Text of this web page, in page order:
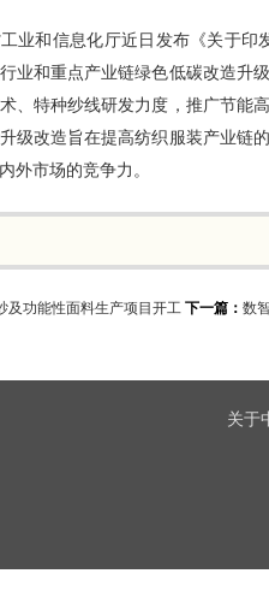
业和信息化厅近日发布《关于印
业和重点产业链绿色低碳改造升
、特种纱线研发力度，推广节能
级改造旨在提高纺织服装产业链
外市场的竞争力。
及功能性面料生产项目开工 下一篇： 数
关于